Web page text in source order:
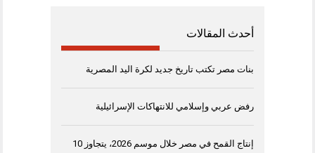
أحدث المقالات
بنات مصر تكتب تاريخ جديد لكرة اليد المصرية
رفض عربي وإسلامي للانتهاكات الإسرائيلية
إنتاج القمح في مصر خلال موسم 2026، يتجاوز 10